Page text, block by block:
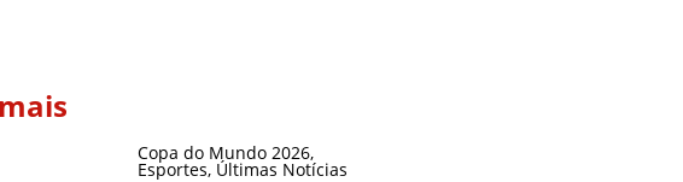
Copa do Mundo 2026,
Esportes, Últimas Notícias